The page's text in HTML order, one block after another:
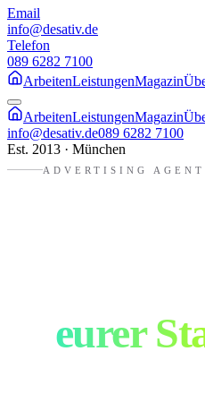
Email
info@desativ.de
Telefon
089 6282 7100
ArbeitenLeistungenMagazin
ArbeitenLeistungenMagazin
info@desativ.de089 6282 7100
Est. 2013 · München
ADVERTISING
eurer